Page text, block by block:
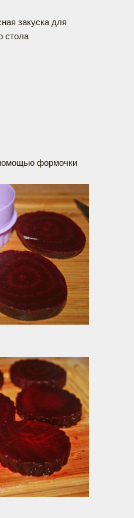
закуска для
стола
формочки